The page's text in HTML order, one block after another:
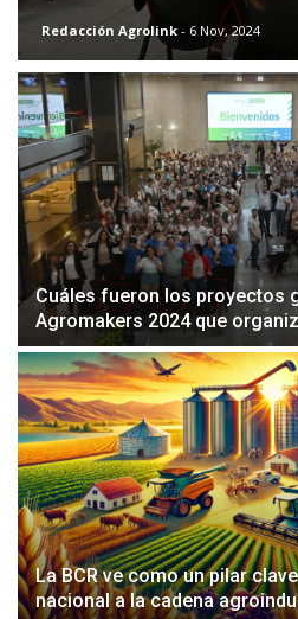
Redacción Agrolink - 6 Nov, 2024
Cuáles fueron los proyectos
Agromakers 2024 que
La BCR ve como un pilar
nacional a la cadena